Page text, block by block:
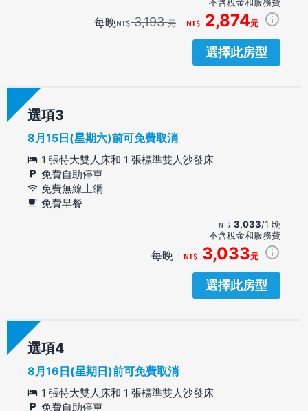
每晚 3,193元 2,874元
選擇此房型
選項
8月15日(星期六)前可免費取消
1 張特大雙人床和 1 張標準雙人沙發床
免費自助停車
免費無線上網
免費早餐
3,033/1 晚
不含稅金和服務費
每晚 3,033元
選擇此房型
選項
8月16日(星期日)前可免費取消
1 張特大雙人床和 1 張標準雙人沙發床
免費自助停車